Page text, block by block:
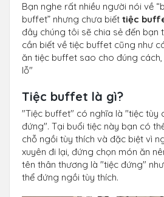
Bạn nghe rất nhiều người nói về
buffet” nhưng chưa biết tiệc
đây chúng tôi sẽ chia sẻ đến bạn
cần biết về tiệc buffet cũng như
ăn tiệc buffet sao cho đúng
lỗ"
Tiệc buffet là gì?
"Tiệc buffet" có nghĩa là "tiệc tùy
đứng". Tại buổi tiệc này bạn có
chỗ ngồi tùy thích và đặc biệt vì
xuyên đi lại, đứng chọn món ăn
tên thân thương là "tiệc đứng"
thể đứng ngồi tùy thích.